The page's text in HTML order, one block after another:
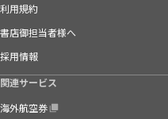
利用規約
書店御担当者様へ
採用情報
関連サービス
海外航空券